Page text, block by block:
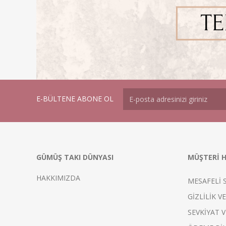
E-BÜLTENE ABONE OL
GÜMÜŞ TAKI DÜNYASI
HAKKIMIZDA
MÜŞTERİ
MESAFELİ
GİZLİLİK
SEVKİYAT